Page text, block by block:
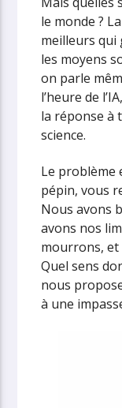
le monde ?
meilleurs
les moyens
on parle
l’heure de
la réponse à
science.
Le problème
pépin, vous
Nous avons
avons nos
mourrons, et
Quel sens
nous
à une